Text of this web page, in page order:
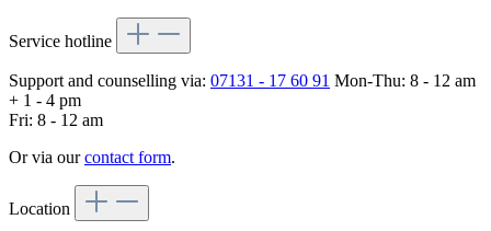
Service hotline
Support and counselling via: 07131 - 17 60 91 Mon-Thu: 8 - 12 am
+ 1 - 4 pm
Fri: 8 - 12 am
Or via ourcontact form.
Location